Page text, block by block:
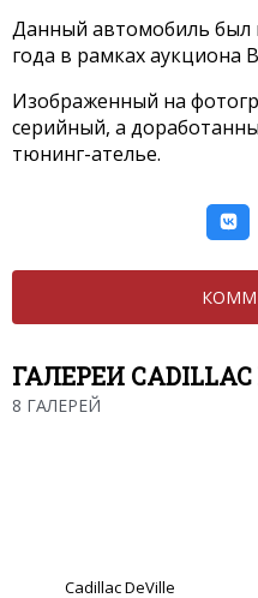
Данный автомобиль был
года в рамках аукциона
Изображенный на
серийный, а
тюнинг-ателье.
ГАЛЕРЕИ CADILLAC
8 ГАЛЕРЕЙ
Cadillac DeVille